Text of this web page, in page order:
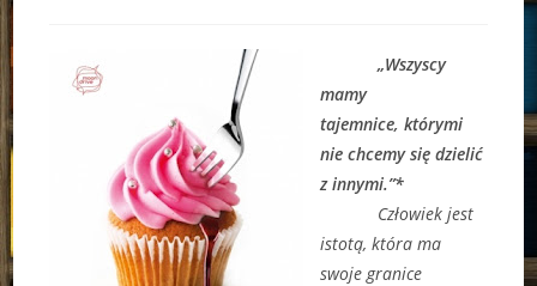
„Wszyscy
mamy
tajemnice, którymi
nie chcemy się dzielić
z innymi.”*
Człowiek jest
istotą, która ma
swoje granice